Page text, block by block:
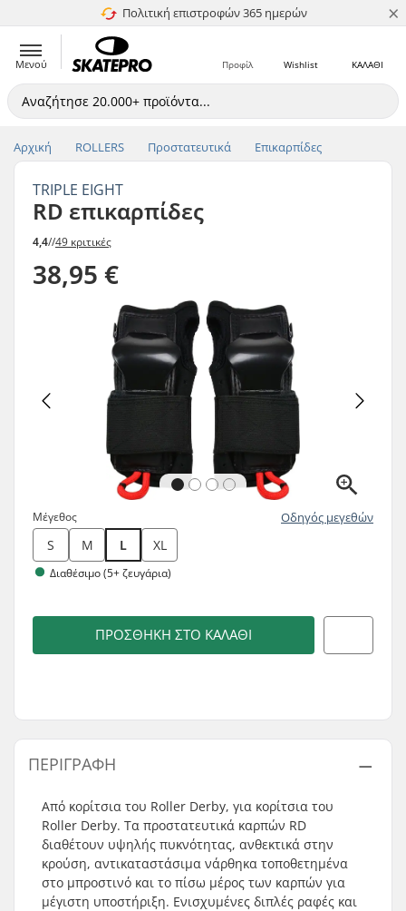
Πολιτική επιστροφών 365 ημερών
4.8 στα 5 ×
Μενού ΚΑΛΑΘΙ
Wishlist
Προφίλ
Αρχική ROLLERS Προστατευτικά Επικαρπίδες
TRIPLE EIGHT
RD επικαρπίδες
4,4//49 κριτικές
38,95 €
Μέγεθος Οδηγός μεγεθών
S M L XL
Διαθέσιμο (5+ ζευγάρια)
ΠΡΟΣΘΉΚΗ ΣΤΟ ΚΑΛΆΘΙ
ΠΕΡΙΓΡΑΦΉ
Από κορίτσια του Roller Derby, για κορίτσια του
Roller Derby. Τα προστατευτικά καρπών RD
διαθέτουν υψηλής πυκνότητας, ανθεκτικά στην
κρούση, αντικαταστάσιμα νάρθηκα τοποθετημένα
στο μπροστινό και το πίσω μέρος των καρπών για
μέγιστη υποστήριξη. Ενισχυμένες διπλές ραφές και